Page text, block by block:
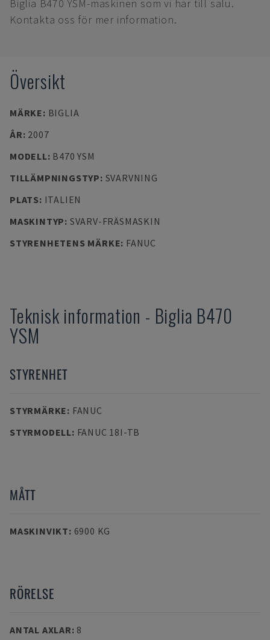
Biglia B470 YSM-maskinen som vi har till salu.
Kontakta oss för mer information.
Översikt
MÄRKE: BIGLIA
ÅR: 2007
MODELL: B470 YSM
TILLÄMPNINGSTYP: SVARVNING
PLATS: ITALIEN
MASKINTYP: SVARV-FRÄSMASKIN
STYRENHETENS MÄRKE: FANUC
Teknisk information - Biglia B470
YSM
STYRENHET
STYRMÄRKE: FANUC
STYRMODELL: FANUC 18I-TB
MÅTT
MASKINVIKT: 6900 KG
RÖRELSE
ANTAL AXLAR: 8